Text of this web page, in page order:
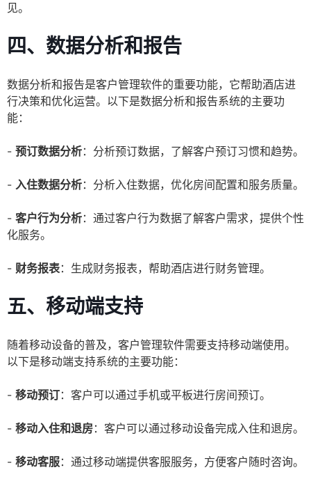
见。
四、数据分析和报告
数据分析和报告是客户管理软件的重要功能，它帮助酒店进
行决策和优化运营。以下是数据分析和报告系统的主要功
能：
- 预订数据分析：分析预订数据，了解客户预订习惯和趋势。
- 入住数据分析：分析入住数据，优化房间配置和服务质量。
- 客户行为分析：通过客户行为数据了解客户需求，提供个性
化服务。
- 财务报表：生成财务报表，帮助酒店进行财务管理。
五、移动端支持
随着移动设备的普及，客户管理软件需要支持移动端使用。
以下是移动端支持系统的主要功能：
- 移动预订：客户可以通过手机或平板进行房间预订。
- 移动入住和退房：客户可以通过移动设备完成入住和退房。
- 移动客服：通过移动端提供客服服务，方便客户随时咨询。